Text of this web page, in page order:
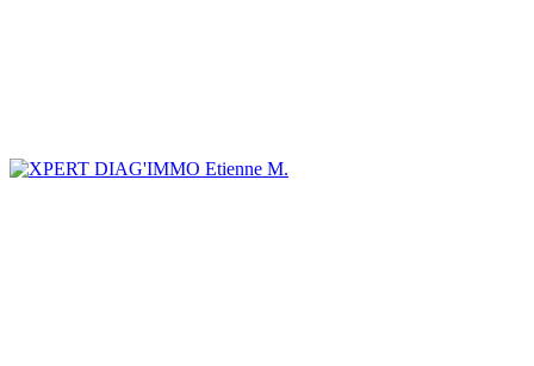
Etienne M.